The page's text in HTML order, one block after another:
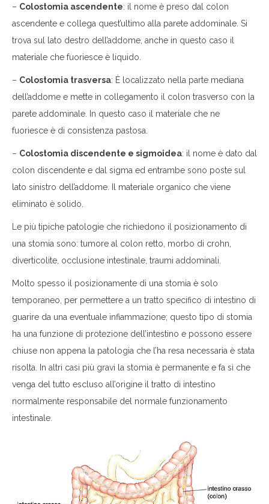
– Colostomia ascendente: il nome è preso dal colon
ascendente e collega quest’ultimo alla parete addominale. Si
trova sul lato destro dell’addome, anche in questo caso il
materiale che fuoriesce è liquido.
– Colostomia trasversa: È localizzato nella parte mediana
dell’addome e mette in collegamento il colon trasverso con la
parete addominale. In questo caso il materiale che ne
fuoriesce è di consistenza pastosa.
– Colostomia discendente e sigmoidea: il nome è dato dal
colon discendente e dal sigma ed entrambe sono poste sul
lato sinistro dell’addome. Il materiale organico che viene
eliminato è solido.
Le più tipiche patologie che richiedono il posizionamento di
una stomia sono: tumore al colon retto, morbo di crohn,
diverticolite, occlusione intestinale, traumi addominali.
Molto spesso il posizionamente di una stomia è solo
temporaneo, per permettere a un tratto specifico di intestino di
guarire da una eventuale infiammazione; questo tipo di stomia
ha una funzione di protezione dell’intestino e possono essere
chiuse non appena la patologia che l’ha resa necessaria è stata
risolta. In altri casi più gravi la stomia è permanente e fa sì che
venga del tutto escluso all’origine il tratto di intestino
normalmente responsabile del normale funzionamento
intestinale.